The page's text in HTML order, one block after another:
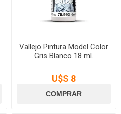
Vallejo Pintura Model Color
Gris Blanco 18 ml.
U$S 8